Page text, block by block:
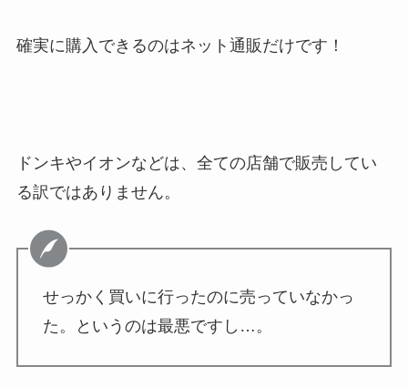
確実に購入できるのはネット通販だけです！
ドンキやイオンなどは、全ての店舗で販売してい
る訳ではありません。
せっかく買いに行ったのに売っていなかっ
た。というのは最悪ですし…。